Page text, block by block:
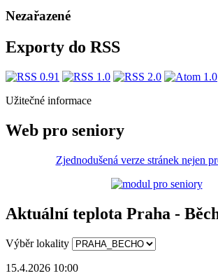
Nezařazené
Exporty do RSS
Užitečné informace
Web pro seniory
Zjednodušená verze stránek nejen
Aktuální teplota Praha -
Výběr lokality
15.4.2026 10:00